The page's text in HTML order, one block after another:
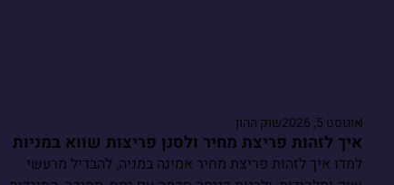
אוגוסט 5, 2026 שוק ההון
איך לזהות פריצת מחיר ולסנן פריצות שווא במניות
למדו איך לזהות פריצת מחיר אמינה במניה, להבדיל מרעשי